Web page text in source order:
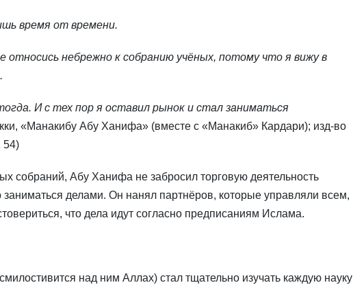
время от времени.
относись небрежно к собранию учёных, потому что я вижу в
И с тех пор я оставил рынок и стал заниматься
«Манакибу Абу Ханифа» (вместе с «Манакиб» Кардари); изд-во
54)
собраний, Абу Ханифа не забросил торговую деятельность
заниматься делами. Он нанял партнёров, которые управляли всем,
что дела идут согласно предписаниям Ислама.
над ним Аллах) стал тщательно изучать каждую науку